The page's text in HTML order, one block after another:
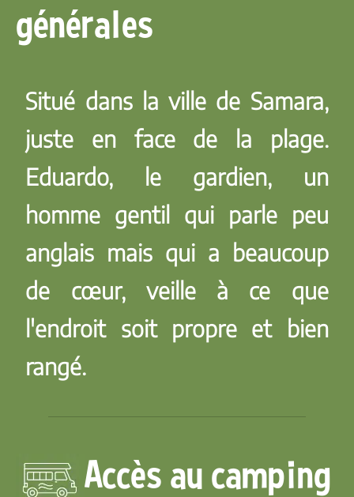
générales
Situé dans la ville de Samara,
juste en face de la plage.
Eduardo, le gardien, un
homme gentil qui parle peu
anglais mais qui a beaucoup
de cœur, veille à ce que
l'endroit soit propre et bien
rangé.
Accès au camping